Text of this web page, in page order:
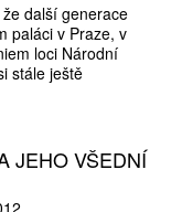
další generace
paláci v Praze, v
loci Národní
stále ještě
JEHO VŠEDNÍ